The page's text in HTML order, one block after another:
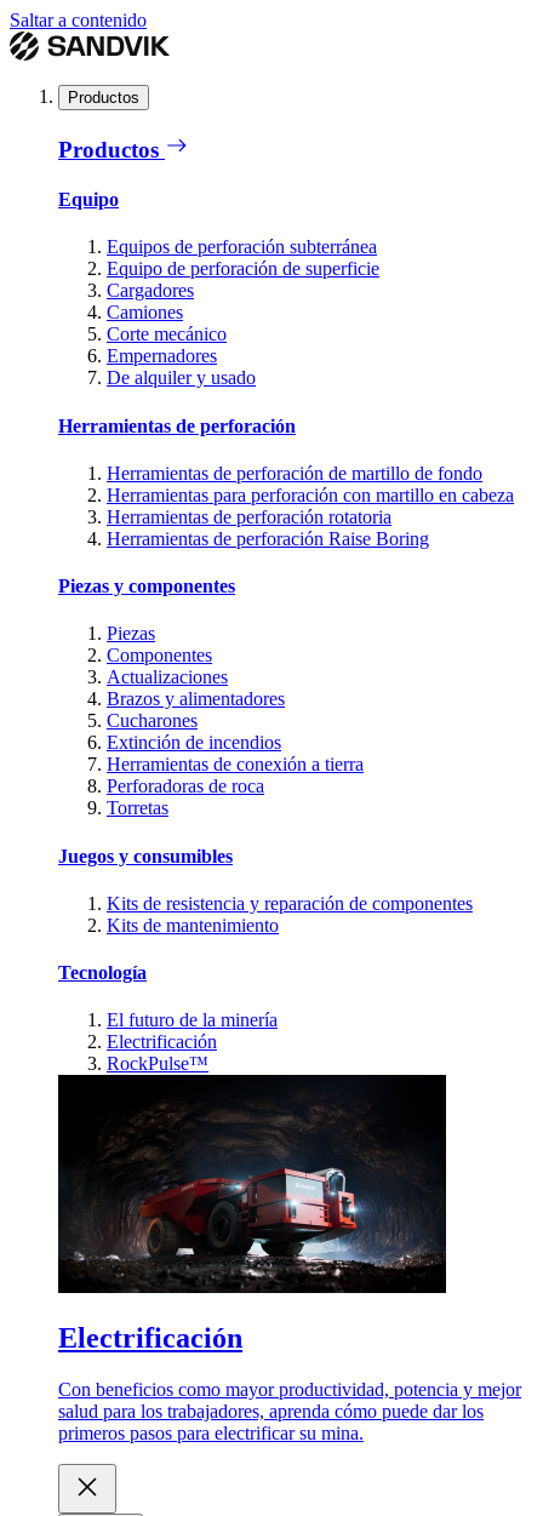
Saltar a contenido
Productos
Productos
Equipo
Equipos de perforación subterránea
Equipo de perforación de superficie
Cargadores
Camiones
Corte mecánico
Empernadores
De alquiler y usado
Herramientas de perforación
Herramientas de perforación de martillo de fondo
Herramientas para perforación con martillo en cabeza
Herramientas de perforación rotatoria
Herramientas de perforación Raise Boring
Piezas y componentes
Piezas
Componentes
Actualizaciones
Brazos y alimentadores
Cucharones
Extinción de incendios
Herramientas de conexión a tierra
Perforadoras de roca
Torretas
Juegos y consumibles
Kits de resistencia y reparación de componentes
Kits de mantenimiento
Tecnología
El futuro de la minería
Electrificación
RockPulse™
Electrificación
Con beneficios como mayor productividad, potencia y mejor
salud para los trabajadores, aprenda cómo puede dar los
primeros pasos para electrificar su mina.